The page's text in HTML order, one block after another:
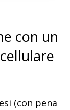
con un
(con pena